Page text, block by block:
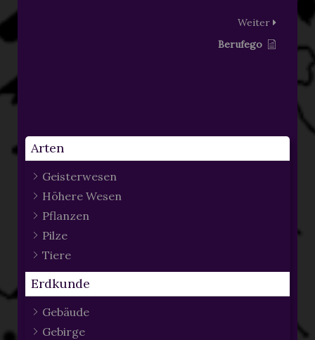
Arten
Geisterwesen
Höhere Wesen
Pflanzen
Pilze
Tiere
Erdkunde
Gebäude
Gebirge
Weiter
Berufego